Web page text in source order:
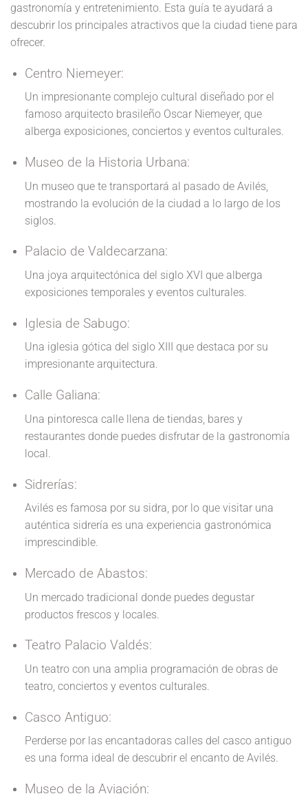
gastronomía y entretenimiento. Esta guía te ayudará a
descubrir los principales atractivos que la ciudad tiene para
ofrecer.
Centro Niemeyer:
Un impresionante complejo cultural diseñado por el
famoso arquitecto brasileño Oscar Niemeyer, que
alberga exposiciones, conciertos y eventos culturales.
Museo de la Historia Urbana:
Un museo que te transportará al pasado de Avilés,
mostrando la evolución de la ciudad a lo largo de los
siglos.
Palacio de Valdecarzana:
Una joya arquitectónica del siglo XVI que alberga
exposiciones temporales y eventos culturales.
Iglesia de Sabugo:
Una iglesia gótica del siglo XIII que destaca por su
impresionante arquitectura.
Calle Galiana:
Una pintoresca calle llena de tiendas, bares y
restaurantes donde puedes disfrutar de la gastronomía
local.
Sidrerías:
Avilés es famosa por su sidra, por lo que visitar una
auténtica sidrería es una experiencia gastronómica
imprescindible.
Mercado de Abastos:
Un mercado tradicional donde puedes degustar
productos frescos y locales.
Teatro Palacio Valdés:
Un teatro con una amplia programación de obras de
teatro, conciertos y eventos culturales.
Casco Antiguo:
Perderse por las encantadoras calles del casco antiguo
es una forma ideal de descubrir el encanto de Avilés.
Museo de la Aviación: